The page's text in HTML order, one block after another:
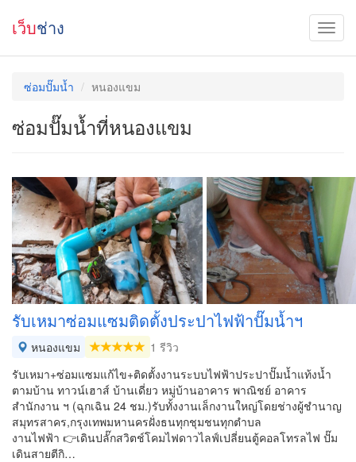
เว็บช่าง
ซ่อมปั๊มน้ำ หนองแขม
ซ่อมปั๊มน้ำที่หนองแขม
รับเหมาซ่อมแซมติดตั้งประปาไฟฟ้าปั๊มน้ำฯ
หนองแขม
1 รีวิว
รับเหมา+ซ่อมแซมแก้ไข+ติดตั้งงานระบบไฟฟ้าประปาปั๊มน้ำแท้งน้ำ
ตามบ้าน ทาวน์เฮาส์ บ้านเดี่ยว หมู่บ้านอาคาร พาณิชย์ อาคาร
สำนักงาน ฯ (ฉุกเฉิน 24 ชม.)รับทั้งงานเล็กงานใหญ่โดยช่างผู้ชำนาญ
สมุทรสาคร,กรุงเทพมหานครฝั่งธนทุกชุมชนทุกตำบล
งานไฟฟ้า 👉เดินปลั๊กสวิตช์โคมไฟดาวไลฟ์เปลี่ยนตู้คอลโทรลไฟ ปั๊ม
เดินสายตีกิ…